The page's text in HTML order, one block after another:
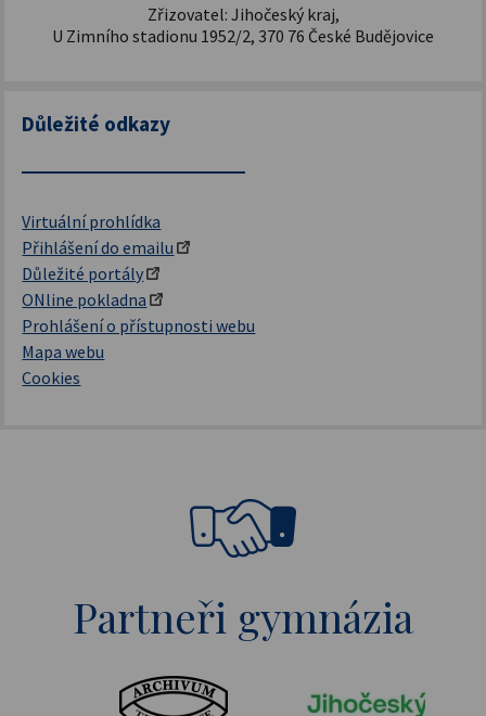
Zřizovatel: Jihočeský kraj,
U Zimního stadionu 1952/2, 370 76 České Budějovice
Důležité odkazy
Virtuální prohlídka
Přihlášení do emailu
Důležité portály
ONline pokladna
Prohlášení o přístupnosti webu
Mapa webu
Cookies
Partneři gymnázia